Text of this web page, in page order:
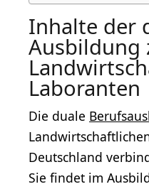
Inhalte der
Ausbildung
Laboranten
Die duale
Deutschland
Sie findet im